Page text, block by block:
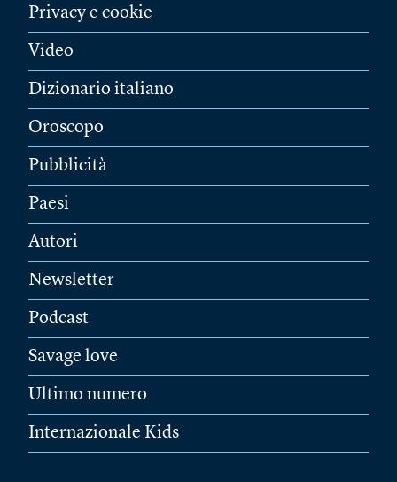
Privacy e cookie
Video
Dizionario italiano
Oroscopo
Pubblicità
Paesi
Autori
Newsletter
Podcast
Savage love
Ultimo numero
Internazionale Kids